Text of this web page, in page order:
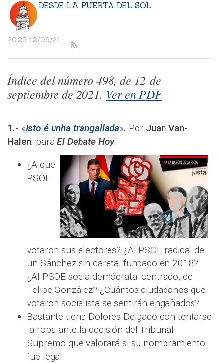
DESDE LA PUERTA DEL SOL
20:25 12/09/21
Índice del número498, de 12 de
septiembre de 2021. Ver en PDF
1.- «Isto é unha trangallada». Por Juan Van-
Halen, para El Debate Hoy.
¿A qué
PSOE
votaron sus electores? ¿Al PSOE radical de
un Sánchez sin careta, fundado en 2018?
¿Al PSOE socialdemócrata, centrado, de
Felipe González? ¿Cuántos ciudadanos que
votaron socialista se sentirán engañados?
Bastante tiene Dolores Delgado con tentarse
la ropa ante la decisión del Tribunal
Supremo que valorará si su nombramiento
fue legal